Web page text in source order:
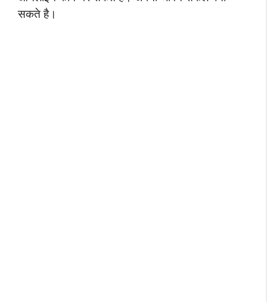
सकते है।